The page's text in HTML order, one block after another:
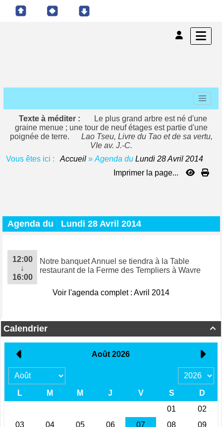
Texte à méditer :
Le plus grand arbre est né d'une
graine menue ; une tour de neuf étages est partie d'une
poignée de terre.
Lao Tseu, Livre du Tao et de sa vertu,
VIe av. J.-C.
Vous êtes ici :
Accueil » Agenda du Lundi 28 Avril 2014
Imprimer la page...

Calendrier
Agenda du Lundi 28 Avril 2014
12:00
↓
16:00
Notre banquet Annuel se tiendra à la Table
restaurant de la Ferme des Templiers à Wavre
Voir l'agenda complet : Avril 2014